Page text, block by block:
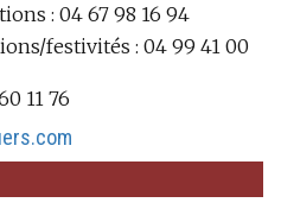
: 04 67 98 16 94
festivités : 04 99 41 00
11 76